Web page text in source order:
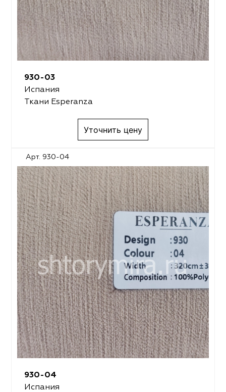
930-03
Испания
Ткани Esperanza
Уточнить цену
Арт. 930-04
930-04
Испания